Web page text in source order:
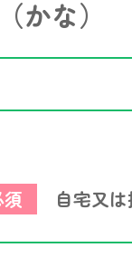
かな）
自宅又